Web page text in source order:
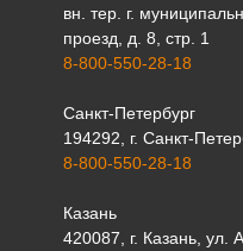
вн. тер. г.
проезд, д. 8, стр. 1
8-800-550-28-18
Санкт-Петербург
194292, г. Санкт-
8-800-550-28-18
Казань
420087, г. Казань, ул.